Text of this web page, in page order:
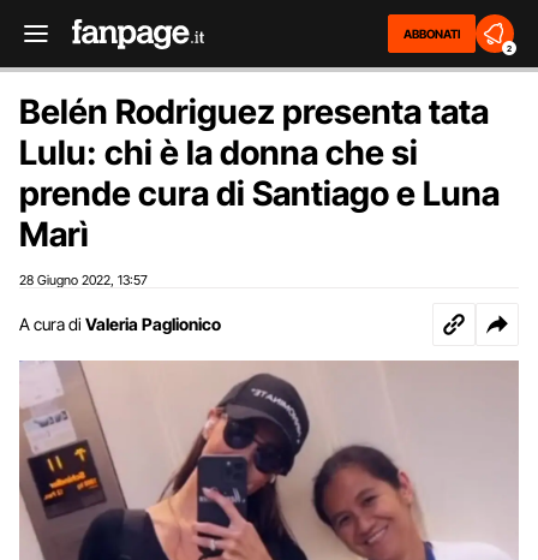
ABBONATI
2
Belén Rodriguez presenta tata
Lulu: chi è la donna che si
prende cura di Santiago e Luna
Marì
28 Giugno 2022 13:57
A cura di Valeria Paglionico